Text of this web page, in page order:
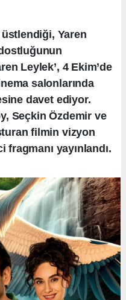
üstlendiği, Yaren
Leylek’, 4 Ekim’de
salonlarında
davet ediyor.
Seçkin Özdemir ve
filmin vizyon
yayınlandı.